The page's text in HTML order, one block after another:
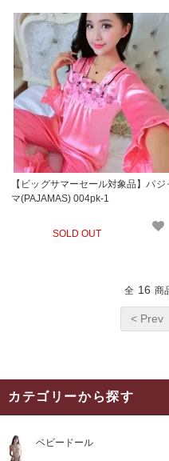
【ビッグサマーセール対象品】パジ
マ(PAJAMAS) 004pk-1
SOLD OUT
全 16 商
< Prev
カテゴリーから探す
ベビードール